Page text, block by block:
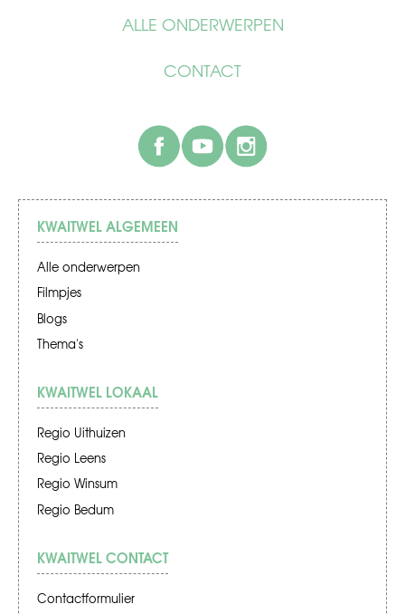
ALLE ONDERWERPEN
CONTACT
facebook
KWAITWEL ALGEMEEN
Alle onderwerpen
Filmpjes
Blogs
Thema's
KWAITWEL LOKAAL
Regio Uithuizen
Regio Leens
Regio Winsum
Regio Bedum
KWAITWEL CONTACT
Contactformulier